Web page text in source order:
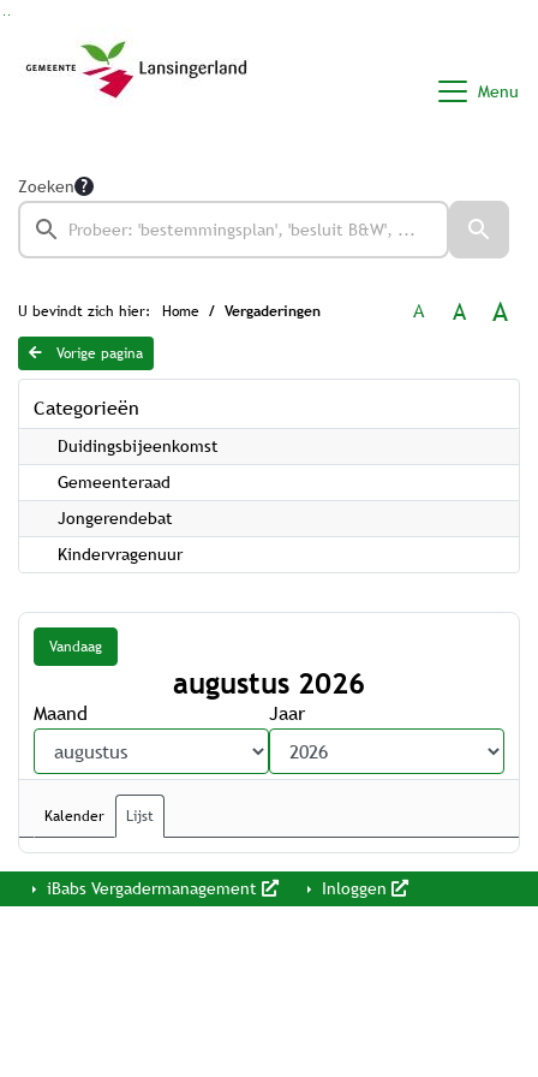
Menu
Zoeken
U bevindt zich hier: Home Vergaderingen A A A
Vorige pagina
Categorieën
Duidingsbijeenkomst
Gemeenteraad
Jongerendebat
Kindervragenuur
Vandaag
augustus 2026
Maand Jaar
Kalender Lijst
iBabs Vergadermanagement Inloggen